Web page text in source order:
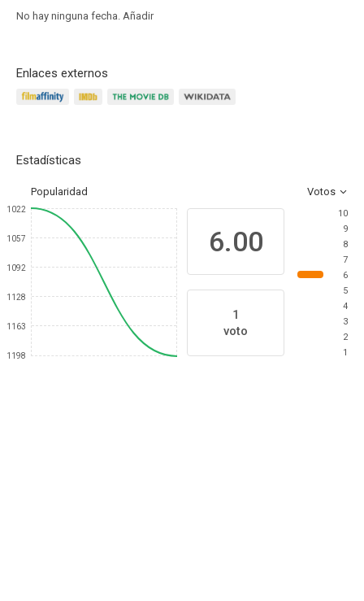
No hay ninguna fecha. Añadir
Enlaces externos
Estadísticas
Popularidad Votos
1022
1057
1092
1128
1163
1198
6.00
1
voto
10
9
8
7
6
5
4
3
2
1